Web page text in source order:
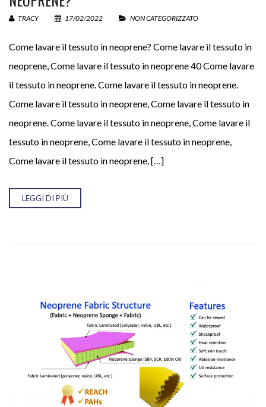
54 − = 44
TRACY 17/02/2022 NON CATEGORIZZATO
Come lavare il tessuto in neoprene? Come lavare il tessuto in
neoprene, Come lavare il tessuto in neoprene 40 Come lavare
il tessuto in neoprene. Come lavare il tessuto in neoprene.
Come lavare il tessuto in neoprene, Come lavare il tessuto in
neoprene. Come lavare il tessuto in neoprene, Come lavare il
tessuto in neoprene, Come lavare il tessuto in neoprene,
Come lavare il tessuto in neoprene, […]
LEGGI DI PIÙ